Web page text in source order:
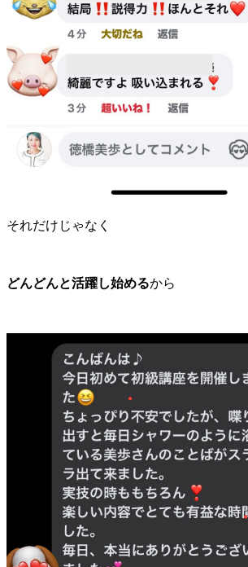
それだけじゃなく
どんどんと活躍し始めるから